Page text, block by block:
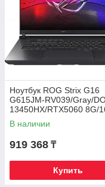
Ноутбук ROG Strix G16
G615JM-RV039/Gray/
13450HX/RTX5060 8G/
WUXGA 16:10 165Hz
300nt/D5 16G/1T PCIe/
В наличии
919 368 ₸
Купить